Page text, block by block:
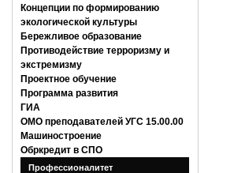
Концепции по формированию
экологической культуры
Бережливое образование
Противодействие терроризму и
экстремизму
Проектное обучение
Программа развития
ГИА
ОМО преподавателей УГС 15.00.00
Машиностроение
Обркредит в СПО
Профессионалитет